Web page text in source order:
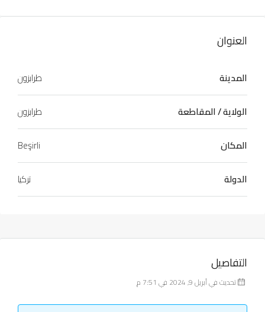
العنوان
المدينة
طرابزون
الولاية / المقاطعة
طرابزون
المكان
Beşirli
الدولة
تركيا
التفاصيل
تحديث في أبريل 9, 2024 في 7:51 م